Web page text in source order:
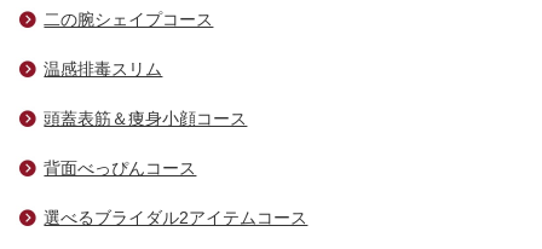
二の腕シェイプコース
温感排毒スリム
頭蓋表筋＆痩身小顔コース
背面べっぴんコース
選べるブライダル2アイテムコース